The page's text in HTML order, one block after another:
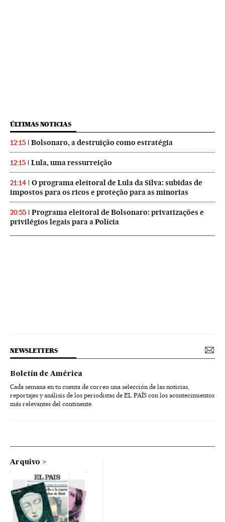
ÚLTIMAS NOTICIAS
12:15 Bolsonaro, a destruição como estratégia
12:15 Lula, uma ressurreição
21:14
O programa eleitoral de Lula da Silva: subidas de
impostos para os ricos e proteção para as minorias
20:55
Programa eleitoral de Bolsonaro: privatizações e
privilégios legais para a Polícia
NEWSLETTERS
Boletín de América
Cada semana en tu cuenta de correo una selección de las noticias,
reportajes y análisis de los periodistas de EL PAÍS con los acontecimientos
más relevantes del continente.
Arquivo